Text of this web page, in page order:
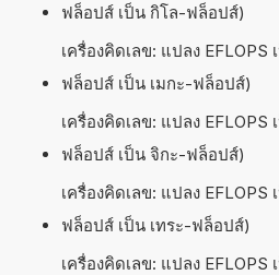
ฟล็อปส์ เป็น กิโล-ฟล็อปส์)
เครื่องคิดเลข: แปลง EFLOPS
ฟล็อปส์ เป็น เมกะ-ฟล็อปส์)
เครื่องคิดเลข: แปลง EFLOPS
ฟล็อปส์ เป็น จิกะ-ฟล็อปส์)
เครื่องคิดเลข: แปลง EFLOPS
ฟล็อปส์ เป็น เทระ-ฟล็อปส์)
เครื่องคิดเลข: แปลง EFLOPS